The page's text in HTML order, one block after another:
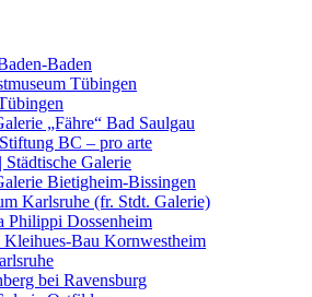
Ausschreibungen für Künstler
Baden
Tübingen
„Fähre“ Bad Saulgau
BC – pro arte
Galerie
Bietigheim-Bissingen
Karlsruhe (fr. Stdt. Galerie)
Philippi Dossenheim
Kleihues-Bau Kornwestheim
bei Ravensburg